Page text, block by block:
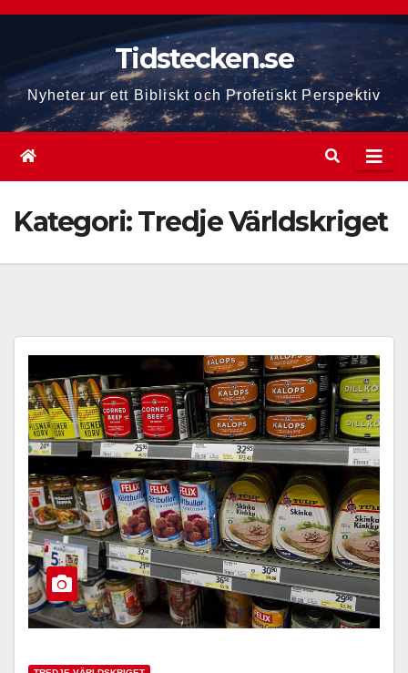
Hoppa
innehåll
Tidstecken.se
Nyheter ur ett Bibliskt och Profetiskt Perspektiv
Kategori:Tredje Världskriget